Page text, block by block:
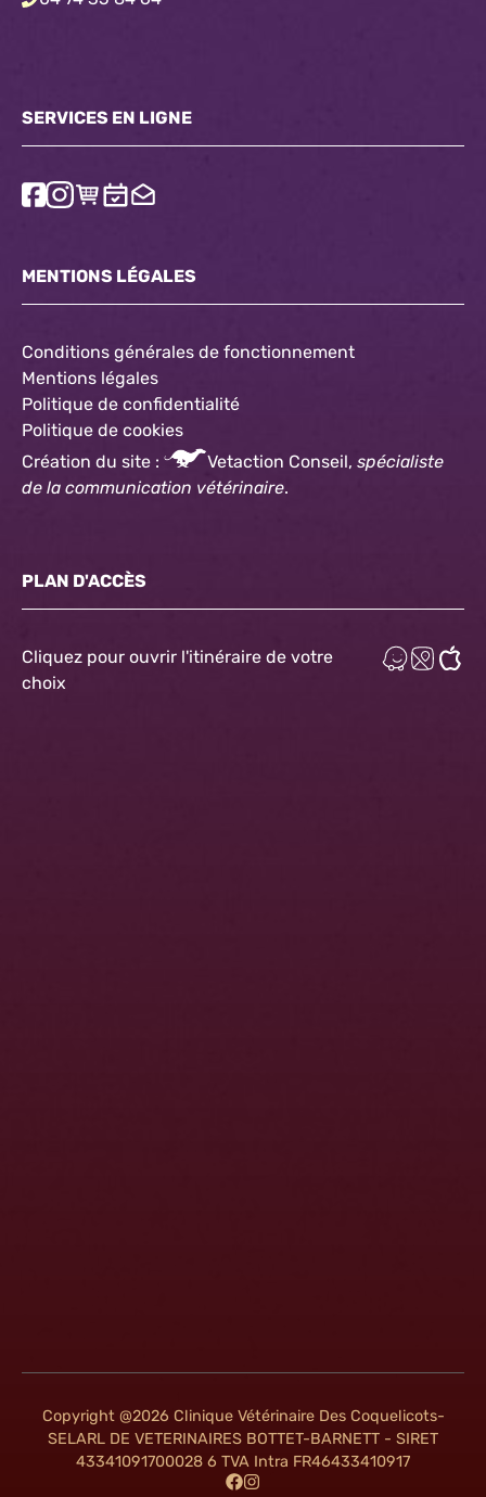
SERVICES EN LIGNE
MENTIONS LÉGALES
Conditions générales de fonctionnement
Mentions légales
Politique de confidentialité
Politique de cookies
Création du site :
Vetaction Conseil, spécialiste
de la communication vétérinaire.
PLAN D'ACCÈS
Cliquez pour ouvrir l'itinéraire de votre
choix
Copyright @2026 Clinique Vétérinaire Des Coquelicots-
SELARL DE VETERINAIRES BOTTET-BARNETT - SIRET
43341091700028 6 TVA Intra FR46433410917